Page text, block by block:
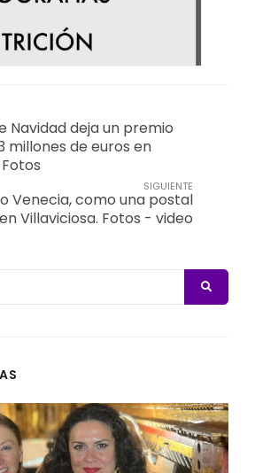
Navidad deja un premio
millones de euros en
SIGUIENTE
Venecia, como una postal
Villaviciosa. Fotos - video